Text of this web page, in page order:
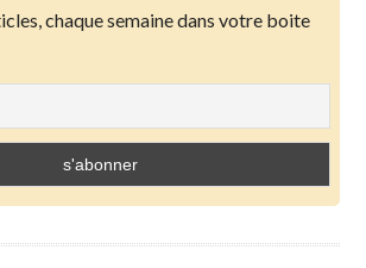
chaque semaine dans votre boite